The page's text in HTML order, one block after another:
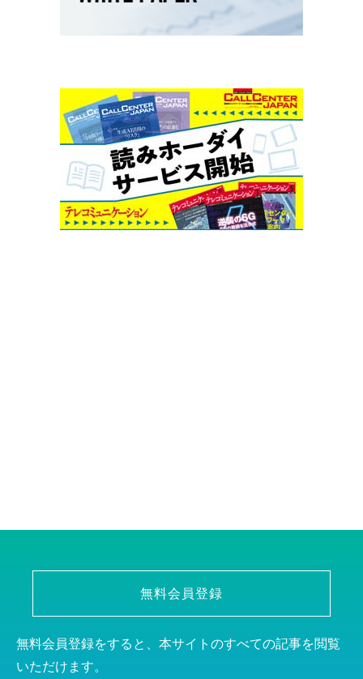
無料会員登録
無料会員登録をすると、本サイトのすべての記事を閲覧
いただけます。